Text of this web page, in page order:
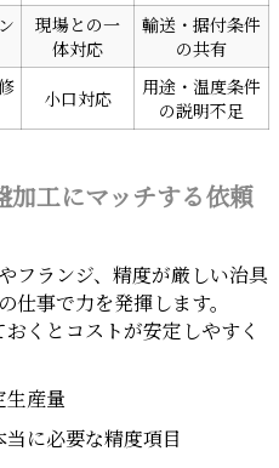
現場との一
体対応
輸送・据付条件
の共有
小口対応
用途・温度条件
の説明不足
加工にマッチする依頼
フランジ、精度が厳しい治具
仕事で力を発揮します。
くとコストが安定しやすく
生産量
に必要な精度項目